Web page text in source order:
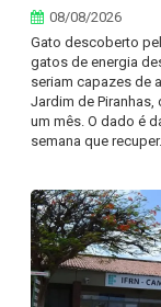
08/08/2026
Gato descoberto
gatos de energia
seriam capazes de
Jardim de Piranhas,
um mês. O dado é
semana que